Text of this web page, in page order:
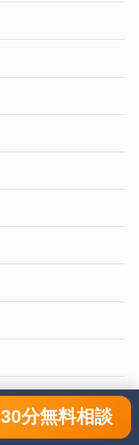
30分無料相談